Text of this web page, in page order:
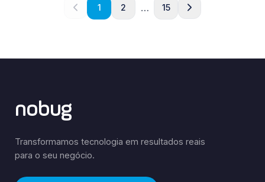
1 2 … 15
nobug
Transformamos tecnologia em resultados reais
para o seu negócio.